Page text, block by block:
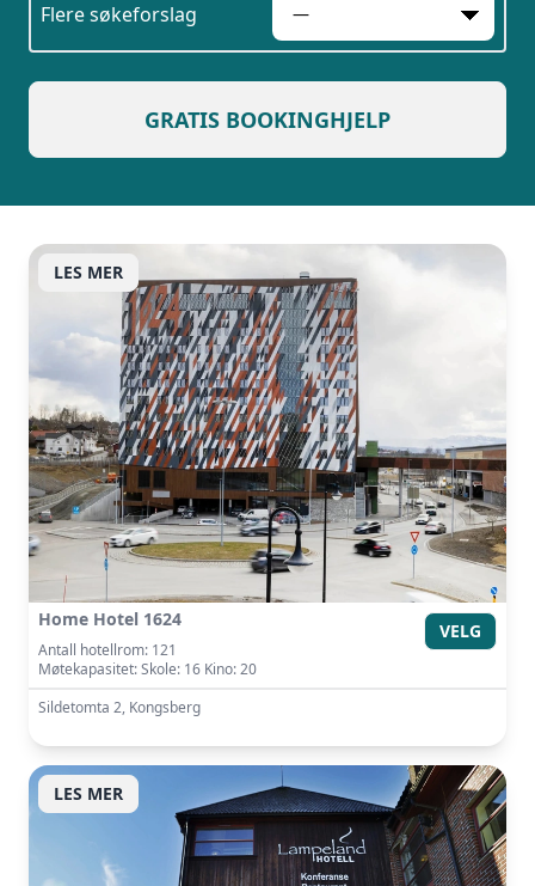
Flere søkeforslag
GRATIS BOOKINGHJELP
LES MER
Home Hotel 1624
Antall hotellrom: 121
Møtekapasitet: Skole: 16 Kino: 20
Sildetomta 2, Kongsberg
VELG
LES MER
Vi innhenter uforpliktende tilbud, gir
råd og forhandler priser og
betingelser, bestiller på ønsket sted,
gjennomgår kontrakt og følger opp
viktige frister. Tjenesten er kostnadsfri
for deg som kunde, og det er ingen
LUKK VINDU SEND FORESPØRSEL